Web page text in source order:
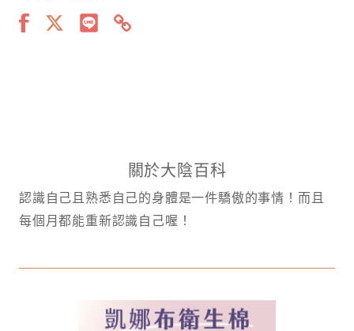
關於大陰百科
認識自己且熟悉自己的身體是一件驕傲的事情！而且
每個月都能重新認識自己喔！